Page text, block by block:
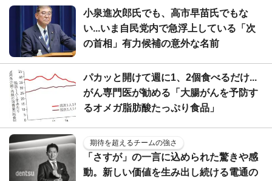
小泉進次郎氏でも、高市早苗氏でもな
い...いま自民党内で急浮上している「次
の首相」有力候補の意外な名前
パカッと開けて週に1、2個食べるだけ...
がん専門医が勧める「大腸がんを予防す
るオメガ脂肪酸たっぷり食品」
期待を超えるチームの強さ
「さすが」の一言に込められた驚きや感
動。新しい価値を生み出し続ける電通の